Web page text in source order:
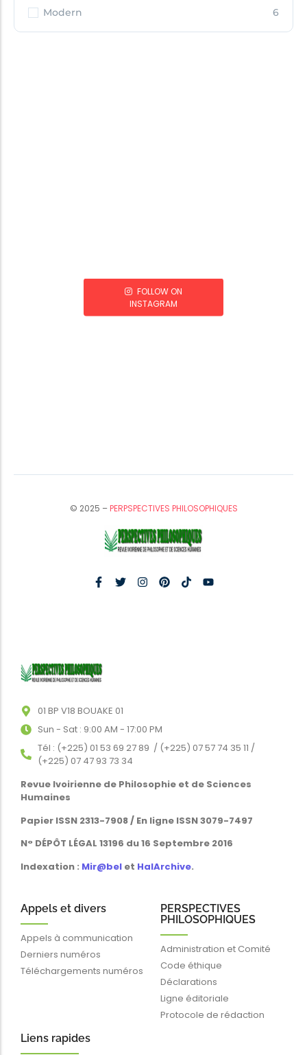
Modern
6
FOLLOW ON
INSTAGRAM
© 2025 –PERPSPECTIVES PHILOSOPHIQUES
01 BP V18 BOUAKE 01
Sun - Sat : 9:00 AM - 17:00 PM
Tél : (+225) 01 53 69 27 89 / (+225) 07 57 74 35 11 /
(+225) 07 47 93 73 34
Revue Ivoirienne de Philosophie et de Sciences
Humaines
Papier ISSN 2313-7908 / En ligne ISSN 3079-7497
N° DÉPÔT LÉGAL 13196 du 16 Septembre 2016
Indexation : Mir@bel et HalArchive.
Appels et divers
Appels à communication
Derniers numéros
Téléchargements numéros
PERSPECTIVES
PHILOSOPHIQUES
Administration et Comité
Code éthique
Déclarations
Ligne éditoriale
Protocole de rédaction
Liens rapides